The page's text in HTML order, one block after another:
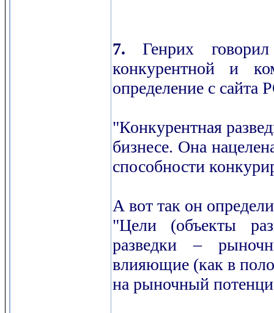
7.Генрих
конкурентной и
определение с
"Конкурентная
бизнесе. Она
способности
А вот так он
"Цели (объекты
разведки –
влияющие (как в
на рыночный